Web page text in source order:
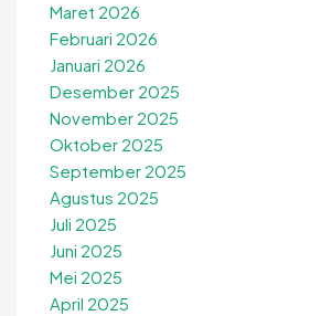
Maret 2026
Februari 2026
Januari 2026
Desember 2025
November 2025
Oktober 2025
September 2025
Agustus 2025
Juli 2025
Juni 2025
Mei 2025
April 2025